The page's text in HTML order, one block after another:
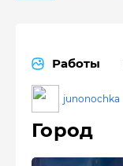
Работы
junonochka
Город